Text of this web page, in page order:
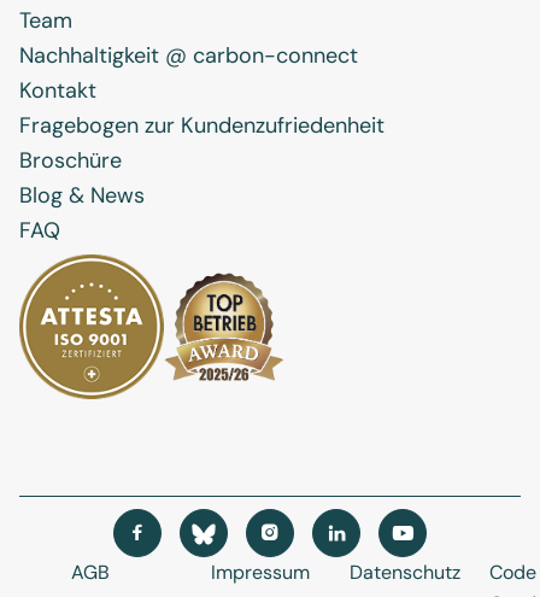
Team
Nachhaltigkeit @ carbon-connect
Kontakt
Fragebogen zur Kundenzufriedenheit
Broschüre
Blog & News
FAQ
AGB Impressum Datenschutz
   